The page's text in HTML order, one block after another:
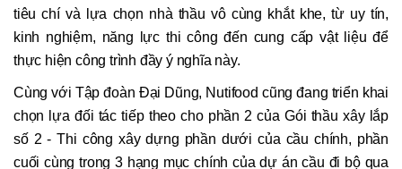
tiêu chí và lựa chọn nhà thầu vô cùng khắt khe, từ uy tín,
kinh nghiệm, năng lực thi công đến cung cấp vật liệu để
thực hiện công trình đầy ý nghĩa này.
Cùng với Tập đoàn Đại Dũng, Nutifood cũng đang triển khai
chọn lựa đối tác tiếp theo cho phần 2 của Gói thầu xây lắp
số 2 - Thi công xây dựng phần dưới của cầu chính, phần
cuối cùng trong 3 hạng mục chính của dự án cầu đi bộ qua